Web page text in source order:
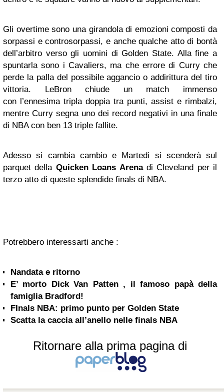
Gli overtime sono una girandola di emozioni composti da
sorpassi e controsorpassi, e anche qualche atto di bontà
dell’arbitro verso gli uomini di Golden State. Alla fine a
spuntarla sono i Cavaliers, ma che errore di Curry che
perde la palla del possibile aggancio o addirittura del tiro
vittoria. LeBron chiude un match immenso
con l’ennesima tripla doppia tra punti, assist e rimbalzi,
mentre Curry segna uno dei record negativi in una finale
di NBA con ben 13 triple fallite.
Adesso si cambia cambio e Martedi si scenderà sul
parquet della Quicken Loans Arenadi Cleveland per il
terzo atto di queste splendide finals di NBA.
Potrebbero interessarti anche :
Nandata e ritorno
E’ morto Dick Van Patten , il famoso papà della
famiglia Bradford!
FInals NBA: primo punto per Golden State
Scatta la caccia all’anello nelle finals NBA
Ritornare alla prima pagina di